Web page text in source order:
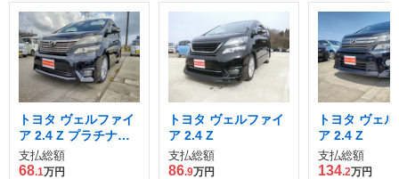
トヨタ ヴェルファイ
ア 2.4 Z プラチナセ
レクション
支払総額
68.1万円
トヨタ ヴェルファイ
ア 2.4 Z
支払総額
86.9万円
トヨタ ヴェ
ア 2.4 Z
支払総額
134.2万円